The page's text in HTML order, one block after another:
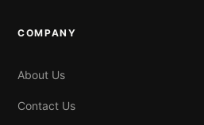
COMPANY
About Us
Contact Us